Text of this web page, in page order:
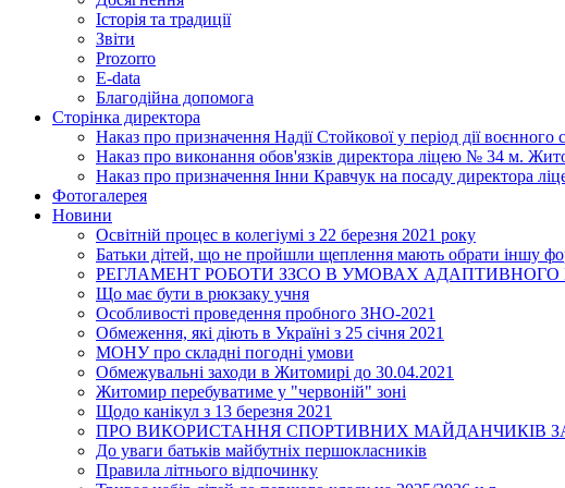
Історія та традиції
Звіти
Prozorro
E-data
Благодійна допомога
Сторінка директора
Наказ про призначення Надії Стойкової у період дії воєнного
Наказ про виконання обов'язків директора ліцею № 34 м.
Наказ про призначення Інни Кравчук на посаду директора
Фотогалерея
Новини
Освітній процес в колегіумі з 22 березня 2021 року
Батьки дітей, що не пройшли щеплення мають обрати іншу
РЕГЛАМЕНТ РОБОТИ ЗЗСО В УМОВАХ
Що має бути в рюкзаку учня
Особливості проведення пробного ЗНО-2021
Обмеження, які діють в Україні з 25 січня 2021
МОНУ про складні погодні умови
Обмежувальні заходи в Житомирі до 30.04.2021
Житомир перебуватиме у "червоній" зоні
Щодо канікул з 13 березня 2021
ПРО ВИКОРИСТАННЯ СПОРТИВНИХ МАЙДАНЧИКІВ
До уваги батьків майбутніх першокласників
Правила літнього відпочинку